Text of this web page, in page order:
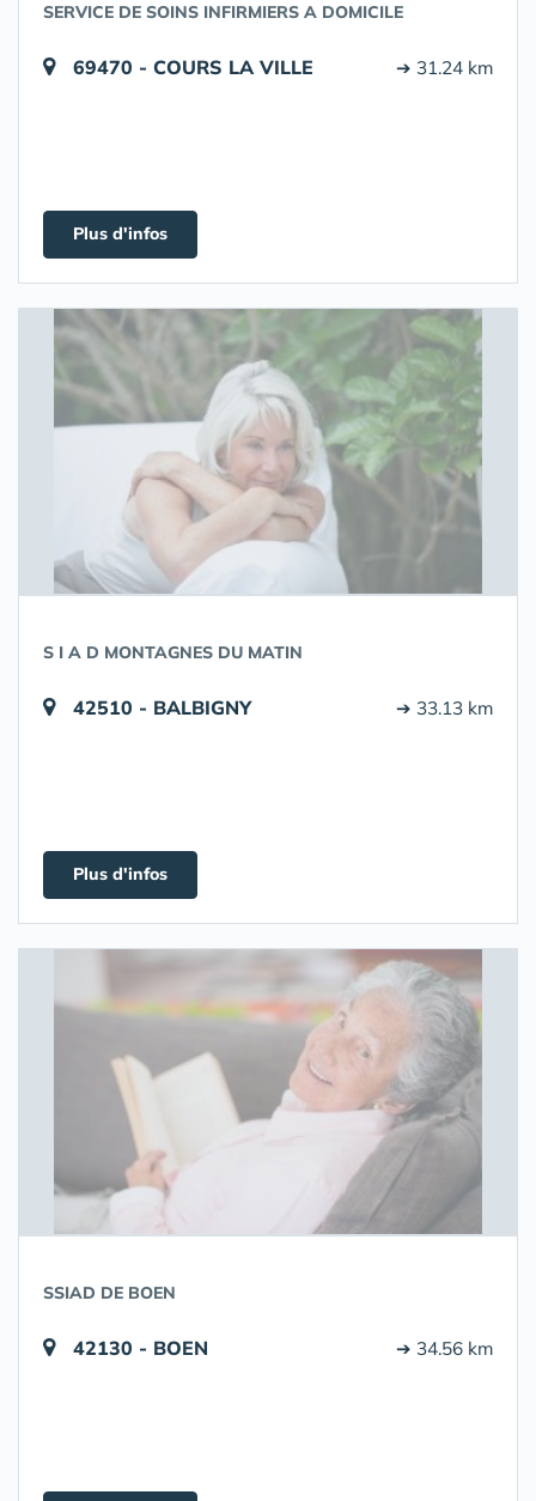
SERVICE DE SOINS INFIRMIERS A DOMICILE
69470 - COURS LA VILLE ➔ 31.24 km
Plus d'infos
S I A D MONTAGNES DU MATIN
42510 - BALBIGNY ➔ 33.13 km
Plus d'infos
SSIAD DE BOEN
42130 - BOEN ➔ 34.56 km